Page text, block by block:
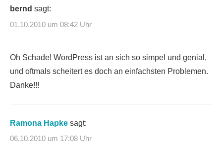
bernd sagt:
01.10.2010 um 08:42 Uhr
Oh Schade! WordPress ist an sich so simpel und genial,
und oftmals scheitert es doch an einfachsten Problemen.
Danke!!!
Ramona Hapke sagt:
06.10.2010 um 17:08 Uhr